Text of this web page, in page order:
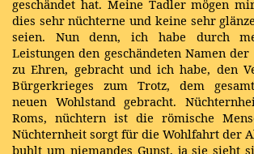
geschändet hat. Meine Tadler mögen
dies sehr nüchterne und keine sehr
seien. Nun denn, ich habe durch
Leistungen den geschändeten Namen
zu Ehren, gebracht und ich habe, den
Bürgerkrieges zum Trotz, dem
neuen Wohlstand gebracht.
Roms, nüchtern ist die römische
Nüchternheit sorgt für die Wohlfahrt der
buhlt um niemandes Gunst, ja sie sieht